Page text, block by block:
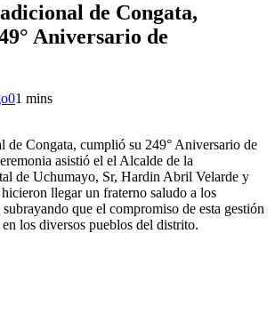
de Congata,
Aniversario de
01 mins
de Congata, cumplió su 249° Aniversario de
asistió el el Alcalde de la
de Uchumayo, Sr, Hardin Abril Velarde y
llegar un fraterno saludo a los
que el compromiso de esta gestión
los diversos pueblos del distrito.